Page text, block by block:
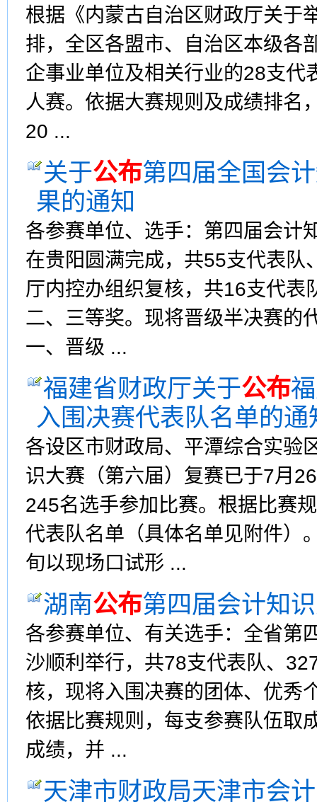
根据《内蒙古自治区财政厅关于
排，全区各盟市、自治区本级各
企事业单位及相关行业的28支
人赛。依据大赛规则及成绩排名
20 ...
关于公布第四届全国会
果的通知
各参赛单位、选手：第四届会计
在贵阳圆满完成，共55支代表队
厅内控办组织复核，共16支代
二、三等奖。现将晋级半决赛的
一、晋级 ...
福建省财政厅关于公布
入围决赛代表队名单的通
各设区市财政局、平潭综合实验
识大赛（第六届）复赛已于7月
245名选手参加比赛。根据比赛
代表队名单（具体名单见附件）
旬以现场口试形 ...
湖南公布第四届会计知
各参赛单位、有关选手：全省第
沙顺利举行，共78支代表队、
核，现将入围决赛的团体、优秀
依据比赛规则，每支参赛队伍取
成绩，并 ...
天津市财政局天津市会